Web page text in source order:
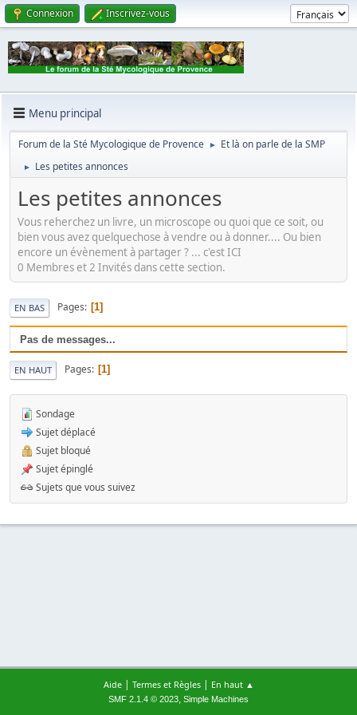
Connexion Inscrivez-vous
Menu principal
Forum de la Sté Mycologique de Provence ► Et là on parle de la SMP
► Les petites annonces
Les petites annonces
Vous reherchez un livre, un microscope ou quoi que ce soit, ou
bien vous avez quelquechose à vendre ou à donner.... Ou bien
encore un évènement à partager ? ... c'est ICI
0 Membres et 2 Invités dans cette section.
EN BAS Pages 1
Pas de messages...
EN HAUT Pages 1
Sondage
Sujet déplacé
Sujet bloqué
Sujet épinglé
Sujets que vous suivez
Aide| Termes et Règles| En haut ▲
SMF 2.1.4 © 2023, Simple Machines